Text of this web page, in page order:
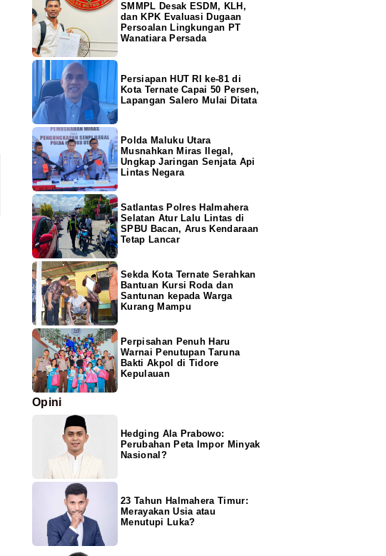
SMMPL Desak ESDM, KLH,
dan KPK Evaluasi Dugaan
Persoalan Lingkungan PT
Wanatiara Persada
Persiapan HUT RI ke-81 di
Kota Ternate Capai 50 Persen,
Lapangan Salero Mulai Ditata
Polda Maluku Utara
Musnahkan Miras Ilegal,
Ungkap Jaringan Senjata Api
Lintas Negara
Satlantas Polres Halmahera
Selatan Atur Lalu Lintas di
SPBU Bacan, Arus Kendaraan
Tetap Lancar
Sekda Kota Ternate Serahkan
Bantuan Kursi Roda dan
Santunan kepada Warga
Kurang Mampu
Perpisahan Penuh Haru
Warnai Penutupan Taruna
Bakti Akpol di Tidore
Kepulauan
Opini
Hedging Ala Prabowo:
Perubahan Peta Impor Minyak
Nasional?
23 Tahun Halmahera Timur:
Merayakan Usia atau
Menutupi Luka?